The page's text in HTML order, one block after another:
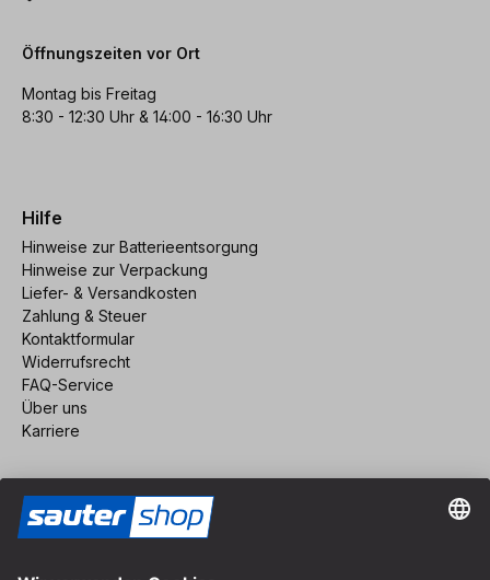
Öffnungszeiten vor Ort
Montag bis Freitag
8:30 - 12:30 Uhr & 14:00 - 16:30 Uhr
Hilfe
Hinweise zur Batterieentsorgung
Hinweise zur Verpackung
Liefer- & Versandkosten
Zahlung & Steuer
Kontaktformular
Widerrufsrecht
FAQ-Service
Über uns
Karriere